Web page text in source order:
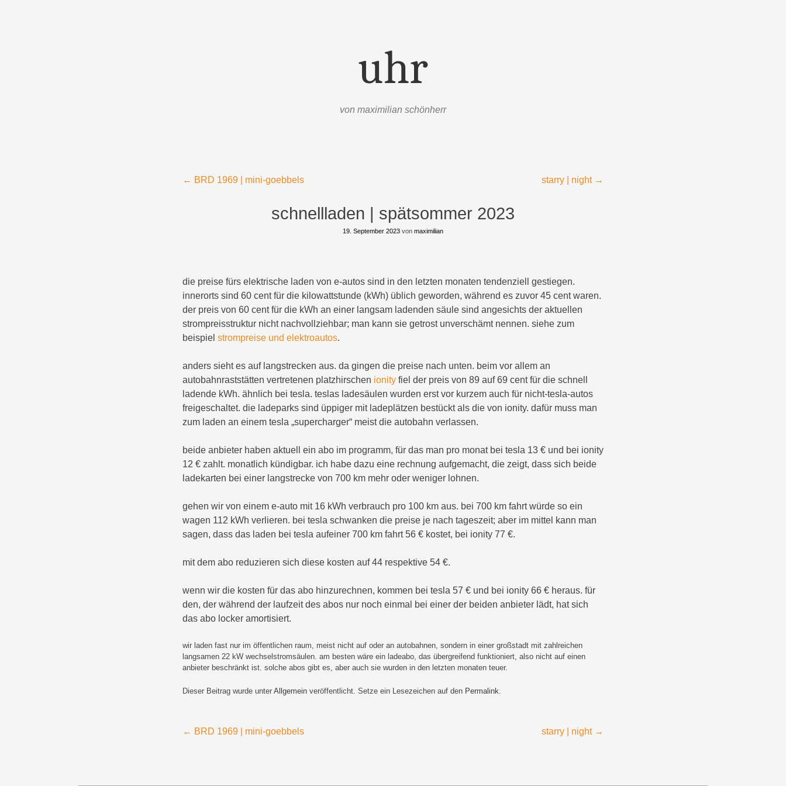
uhr
von maximilian schönherr
Beitragsnavigation
← BRD 1969 | mini-goebbels starry | night →
schnellladen | spätsommer 2023
19. September 2023 von maximilian
die preise fürs elektrische laden von e-autos sind in den letzten monaten tendenziell gestiegen.
innerorts sind 60 cent für die kilowattstunde (kWh) üblich geworden, während es zuvor 45 cent waren.
der preis von 60 cent für die kWh an einer langsam ladenden säule sind angesichts der aktuellen
strompreisstruktur nicht nachvollziehbar; man kann sie getrost unverschämt nennen. siehe zum
beispiel strompreise und elektroautos.
anders sieht es auf langstrecken aus. da gingen die preise nach unten. beim vor allem an
autobahnraststätten vertretenen platzhirschen ionity fiel der preis von 89 auf 69 cent für die schnell
ladende kWh. ähnlich bei tesla. teslas ladesäulen wurden erst vor kurzem auch für nicht-tesla-autos
freigeschaltet. die ladeparks sind üppiger mit ladeplätzen bestückt als die von ionity. dafür muss man
zum laden an einem tesla „supercharger“ meist die autobahn verlassen.
beide anbieter haben aktuell ein abo im programm, für das man pro monat bei tesla 13 € und bei ionity
12 € zahlt. monatlich kündigbar. ich habe dazu eine rechnung aufgemacht, die zeigt, dass sich beide
ladekarten bei einer langstrecke von 700 km mehr oder weniger lohnen.
gehen wir von einem e-auto mit 16 kWh verbrauch pro 100 km aus. bei 700 km fahrt würde so ein
wagen 112 kWh verlieren. bei tesla schwanken die preise je nach tageszeit; aber im mittel kann man
sagen, dass das laden bei tesla aufeiner 700 km fahrt 56 € kostet, bei ionity 77 €.
mit dem abo reduzieren sich diese kosten auf 44 respektive 54 €.
wenn wir die kosten für das abo hinzurechnen, kommen bei tesla 57 € und bei ionity 66 € heraus. für
den, der während der laufzeit des abos nur noch einmal bei einer der beiden anbieter lädt, hat sich
das abo locker amortisiert.
wir laden fast nur im öffentlichen raum, meist nicht auf oder an autobahnen, sondern in einer großstadt mit zahlreichen
langsamen 22 kW wechselstromsäulen. am besten wäre ein ladeabo, das übergreifend funktioniert, also nicht auf einen
anbieter beschränkt ist. solche abos gibt es, aber auch sie wurden in den letzten monaten teuer.
Dieser Beitrag wurde unter Allgemein veröffentlicht. Setze ein Lesezeichen auf den Permalink
Beitragsnavigation
← BRD 1969 | mini-goebbels starry | night →